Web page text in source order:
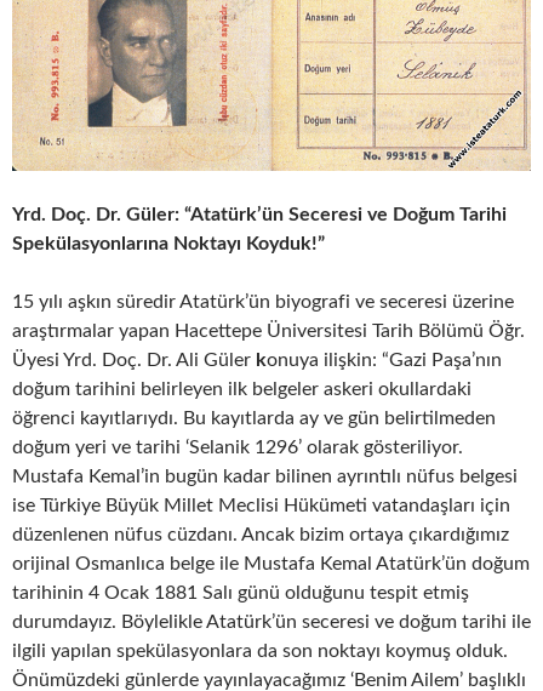
Yrd. Doç. Dr. Güler: “Atatürk’ün Seceresi ve Doğum Tarihi
Spekülasyonlarına Noktayı Koyduk!”
15 yılı aşkın süredir Atatürk’ün biyografi ve seceresi üzerine
araştırmalar yapan Hacettepe Üniversitesi Tarih Bölümü Öğr.
Üyesi Yrd. Doç. Dr. Ali Güler konuya ilişkin: “Gazi Paşa’nın
doğum tarihini belirleyen ilk belgeler askeri okullardaki
öğrenci kayıtlarıydı. Bu kayıtlarda ay ve gün belirtilmeden
doğum yeri ve tarihi ‘Selanik 1296’ olarak gösteriliyor.
Mustafa Kemal’in bugün kadar bilinen ayrıntılı nüfus belgesi
ise Türkiye Büyük Millet Meclisi Hükümeti vatandaşları için
düzenlenen nüfus cüzdanı. Ancak bizim ortaya çıkardığımız
orijinal Osmanlıca belge ile Mustafa Kemal Atatürk’ün doğum
tarihinin 4 Ocak 1881 Salı günü olduğunu tespit etmiş
durumdayız. Böylelikle Atatürk’ün seceresi ve doğum tarihi ile
ilgili yapılan spekülasyonlara da son noktayı koymuş olduk.
Önümüzdeki günlerde yayınlayacağımız ‘Benim Ailem’ başlıklı